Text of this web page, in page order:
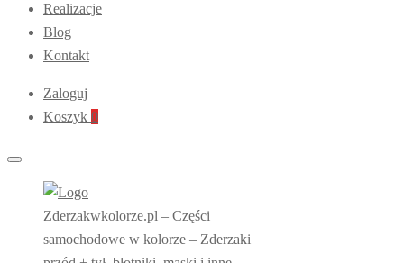
Realizacje
Blog
Kontakt
Zaloguj
Koszyk 0
Zderzakwkolorze.pl – Części
samochodowe w kolorze – Zderzaki